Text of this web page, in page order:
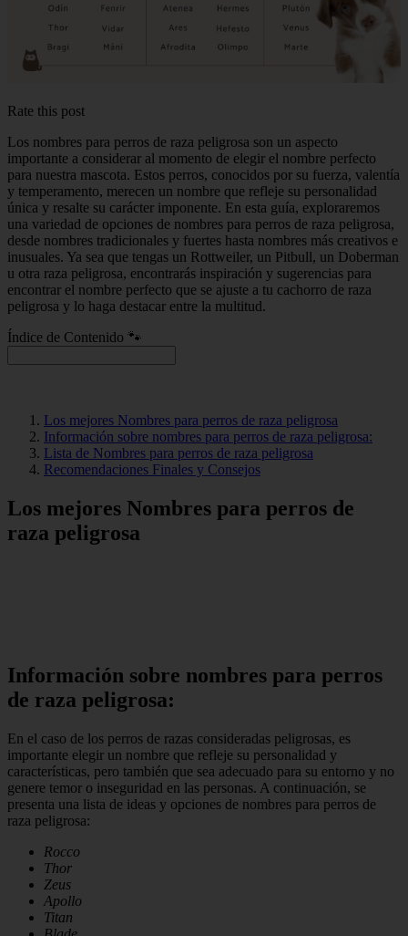
Rate this post
Los nombres para perros de raza peligrosa son un aspecto
importante a considerar al momento de elegir el nombre perfecto
para nuestra mascota. Estos perros, conocidos por su fuerza, valentía
y temperamento, merecen un nombre que refleje su personalidad
única y resalte su carácter imponente. En esta guía, exploraremos
una variedad de opciones de nombres para perros de raza peligrosa,
desde nombres tradicionales y fuertes hasta nombres más creativos e
inusuales. Ya sea que tengas un Rottweiler, un Pitbull, un Doberman
u otra raza peligrosa, encontrarás inspiración y sugerencias para
encontrar el nombre perfecto que se ajuste a tu cachorro de raza
peligrosa y lo haga destacar entre la multitud.
Índice de Contenido 🐾
Los mejores Nombres para perros de raza peligrosa
Información sobre nombres para perros de raza peligrosa:
Lista de Nombres para perros de raza peligrosa
Recomendaciones Finales y Consejos
Los mejores Nombres para perros de
raza peligrosa
Información sobre nombres para perros
de raza peligrosa:
En el caso de los perros de razas consideradas peligrosas, es
importante elegir un nombre que refleje su personalidad y
características, pero también que sea adecuado para su entorno y no
genere temor o inseguridad en las personas. A continuación, se
presenta una lista de ideas y opciones de nombres para perros de
raza peligrosa:
Rocco
Thor
Zeus
Apollo
Titan